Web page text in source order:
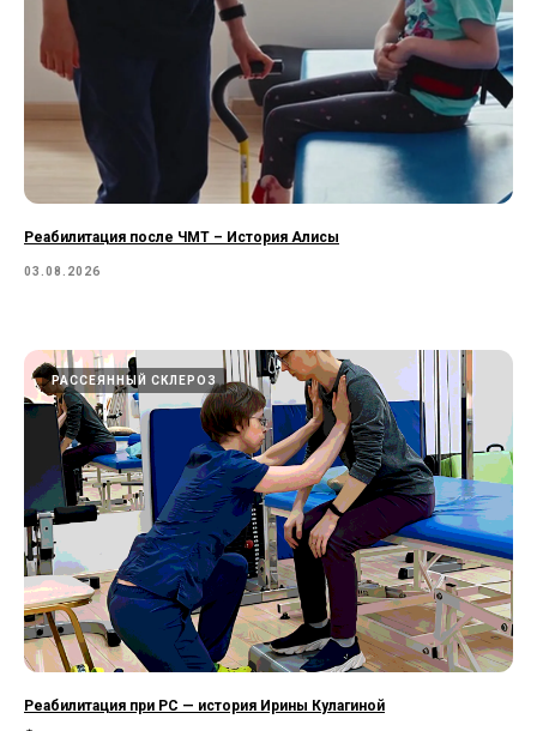
Реабилитация после ЧМТ – История Алисы
03.08.2026
РАССЕЯННЫЙ СКЛЕРОЗ
Реабилитация при РС — история Ирины Кулагиной